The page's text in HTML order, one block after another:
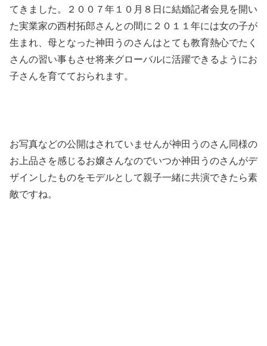
てきました。２００７年１０月８日に結婚記者会見を開い
た実業家の西村拓郎さんとの間に２０１１年には女の子が
生まれ、母となった神田うのさんはとても教育熱心でたく
さんの習い事もさせ将来グローバルに活躍できるようにお
子さんを育てておられます。
お写真などの公開はされていませんが神田うのさん同様の
お上品さを感じるお嬢さんなのでいつか神田うのさんがデ
ザインしたものをモデルとして親子一緒に共演できたら素
敵ですね。